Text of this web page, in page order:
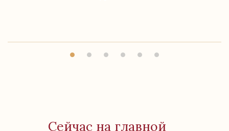
Сейчас на главной